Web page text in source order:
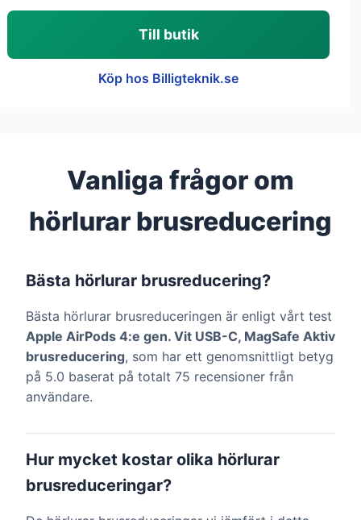
Till butik
Köp hos Billigteknik.se
Vanliga frågor om
hörlurar brusreducering
Bästa hörlurar brusreducering?
Bästa hörlurar brusreduceringen är enligt vårt test
Apple AirPods 4:e gen. Vit USB-C, MagSafe Aktiv
brusreducering, som har ett genomsnittligt betyg
på 5.0 baserat på totalt 75 recensioner från
användare.
Hur mycket kostar olika hörlurar
brusreduceringar?